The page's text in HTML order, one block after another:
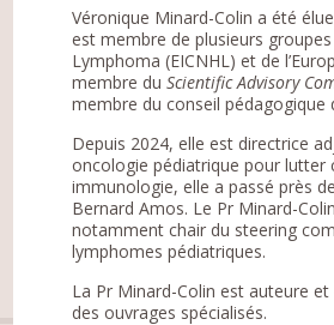
Véronique Minard-Colin a été
est membre de plusieurs
Lymphoma (EICNHL) et de
membre duScientific Advisory
membre du conseil pédagogique
Depuis 2024, elle est directrice
oncologie pédiatrique pour lutter
immunologie, elle a passé près
Bernard Amos. Le Pr Minard-
notamment chair du steering
lymphomes pédiatriques.
La Pr Minard-Colin est auteure
des ouvrages spécialisés.